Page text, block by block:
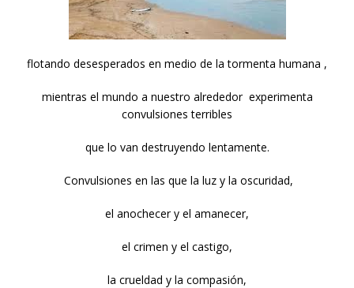
flotando desesperados en medio de la tormenta humana ,
mientras el mundo a nuestro alrededor experimenta
convulsiones terribles
que lo van destruyendo lentamente.
Convulsiones en las que la luz y la oscuridad,
el anochecer y el amanecer,
el crimen y el castigo,
la crueldad y la compasión,